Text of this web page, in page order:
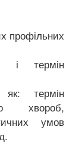
профільних
і термін
як: термін
хвороб,
умов